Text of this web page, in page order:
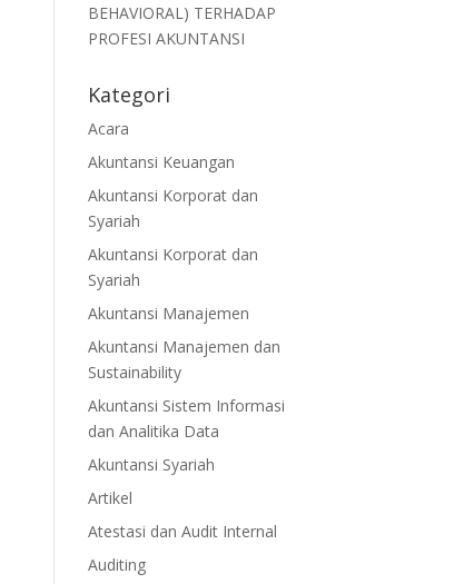
BEHAVIORAL) TERHADAP
PROFESI AKUNTANSI
Kategori
Acara
Akuntansi Keuangan
Akuntansi Korporat dan
Syariah
Akuntansi Korporat dan
Syariah
Akuntansi Manajemen
Akuntansi Manajemen dan
Sustainability
Akuntansi Sistem Informasi
dan Analitika Data
Akuntansi Syariah
Artikel
Atestasi dan Audit Internal
Auditing